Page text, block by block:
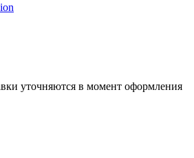
уточняются в момент оформления